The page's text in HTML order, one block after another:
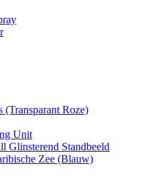
Roze)
Unit
Glinsterend Standbeeld
Zee (Blauw)